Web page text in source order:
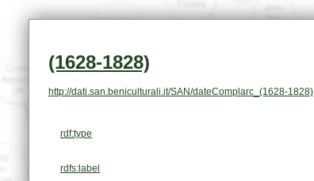
(1628-1828)
http://dati.san.beniculturali.it/SAN/dateComplarc_(1628-1828)
rdf:type
rdfs:label